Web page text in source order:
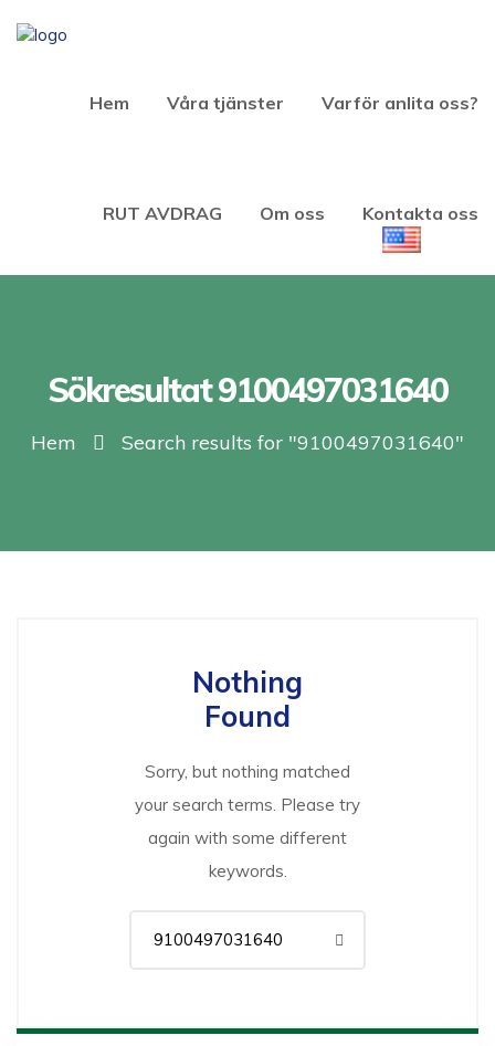
Hem Våra tjänster Varför anlita oss?
RUT AVDRAG Om oss Kontakta oss
Sökresultat 9100497031640
Hem Search results for "9100497031640"
Nothing
Found
Sorry, but nothing matched
your search terms. Please try
again with some different
keywords.